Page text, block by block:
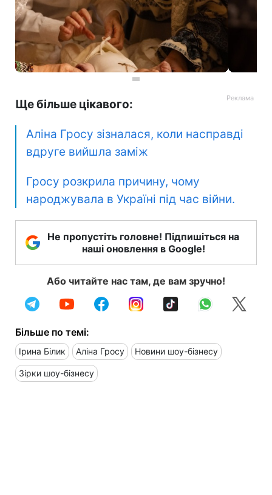
Ще більше цікавого:
Аліна Гросу зізналася, коли насправді
вдруге вийшла заміж
Гросу розкрила причину, чому
народжувала в Україні під час війни.
Не пропустіть головне! Підпишіться на
наші оновлення в Google!
Або читайте нас там, де вам зручно!
Більше по темі:
Ірина Білик Аліна Гросу Новини шоу-бізнесу
Зірки шоу-бізнесу